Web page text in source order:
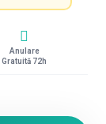
Anulare
Gratuită 72h